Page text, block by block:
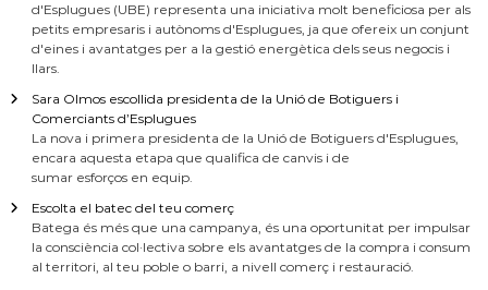
d'Esplugues (UBE) representa una iniciativa molt beneficiosa per als
petits empresaris i autònoms d'Esplugues, ja que ofereix un conjunt
d'eines i avantatges per a la gestió energètica dels seus negocis i
llars.
Sara Olmos escollida presidenta de la Unió de Botiguers i
Comerciants d’Esplugues
La nova i primera presidenta de la Unió de Botiguers d'Esplugues,
encara aquesta etapa que qualifica de canvis i de
sumar esforços en equip.
Escolta el batec del teu comerç
Batega és més que una campanya, és una oportunitat per impulsar
la consciència col·lectiva sobre els avantatges de la compra i consum
al territori, al teu poble o barri, a nivell comerç i restauració.